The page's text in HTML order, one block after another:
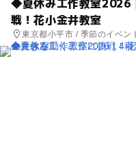
戦！花小金井教室
東京都小平市 / 季節のイベン